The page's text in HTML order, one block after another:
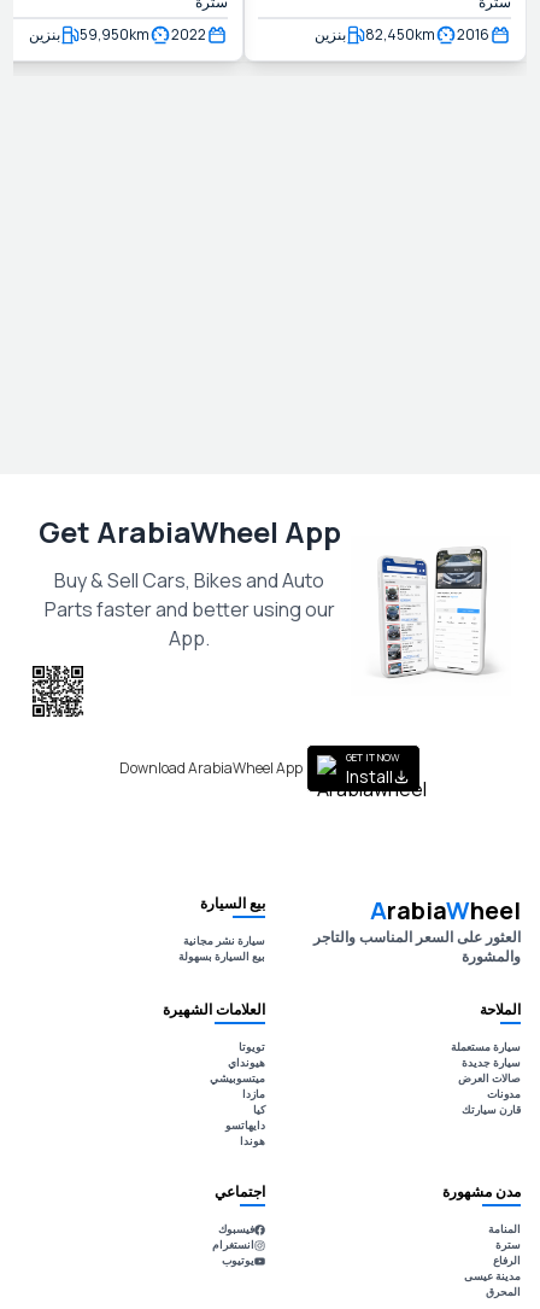
2016
82,450km بنزين
2022
59,950km بنزين
Get ArabiaWheel App
Buy & Sell Cars, Bikes and Auto
Parts faster and better using our
App.
Download ArabiaWheel App
GET IT NOW
Install
ArabiaWheel
العثور على السعر المناسب والتاجر
والمشورة
بيع السيارة
سيارة نشر مجانية
بيع السيارة بسهولة
الملاحة
سيارة مستعملة
سيارة جديدة
صالات العرض
مدونات
قارن سيارتك
العلامات الشهيرة
تويوتا
هيونداي
ميتسوبيشي
مازدا
كيا
دايهاتسو
هوندا
مدن مشهورة
المنامة
سترة
الرفاع
مدينة عيسى
المحرق
اجتماعي
فيسبوك
انستغرام
يوتيوب